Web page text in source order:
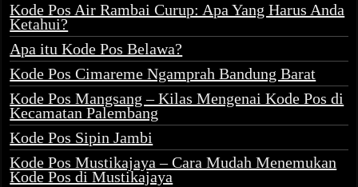
Kode Pos Air Rambai Curup: Apa Yang Harus Anda
Ketahui?
Apa itu Kode Pos Belawa?
Kode Pos Cimareme Ngamprah Bandung Barat
Kode Pos Mangsang – Kilas Mengenai Kode Pos di
Kecamatan Palembang
Kode Pos Sipin Jambi
Kode Pos Mustikajaya – Cara Mudah Menemukan
Kode Pos di Mustikajaya